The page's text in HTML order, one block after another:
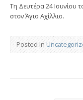
Τη Δευτέρα 24 Ιουνίου
στον Άγιο Αχίλλιο.
Posted in